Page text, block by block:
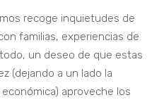
recoge inquietudes de
familias, experiencias de
un deseo de que estas
(dejando a un lado la
aproveche los